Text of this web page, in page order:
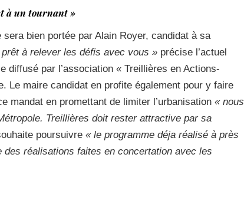
à un tournant »
bien portée par Alain Royer, candidat à sa
à relever les défis avec vous » précise l’actuel
diffusé par l’association « Treillières en Actions-
Le maire candidat en profite également pour y faire
mandat en promettant de limiter l’urbanisation « nous
Treillières doit rester attractive par sa
poursuivre « le programme déja réalisé à près
des réalisations faites en concertation avec les